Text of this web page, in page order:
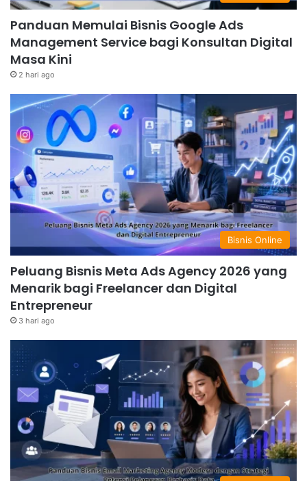
Panduan Memulai Bisnis Google Ads
Management Service bagi Konsultan Digital
Masa Kini
2 hari ago
Bisnis Online
Peluang Bisnis Meta Ads Agency 2026 yang
Menarik bagi Freelancer dan Digital
Entrepreneur
3 hari ago